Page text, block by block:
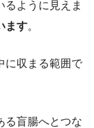
ように見えま
ます。
に収まる範囲で
る盲腸へとつな